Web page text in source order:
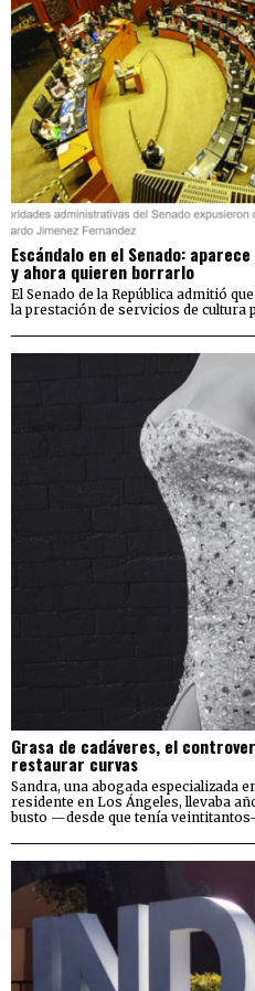
Escándalo en el Senado:
y ahora quieren borrarlo
El Senado de la República admitió
la prestación de servicios de cultura
Grasa de cadáveres, el
restaurar curvas
Sandra, una abogada especializada
residente en Los Ángeles, llevaba
busto —desde que tenía